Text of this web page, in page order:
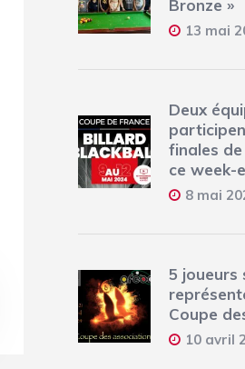
Bronze »
13 mai
Deux
finales
ce week-
8 mai
5 joueurs
Coupe
10 avril